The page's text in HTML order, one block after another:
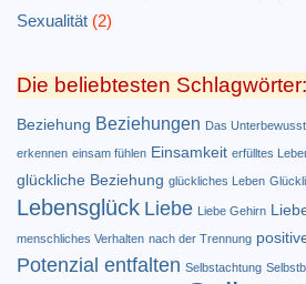
Sexualität (2)
Die beliebtesten Schlagwörter:
Beziehung Beziehungen Das
erkennen einsam fühlen Einsamkeit erfülltes
glückliche Beziehung glückliches Leben
Lebensglück Liebe Liebe Gehirn
menschliches Verhalten nach der Trennung
Potenzial entfalten Selbstachtung